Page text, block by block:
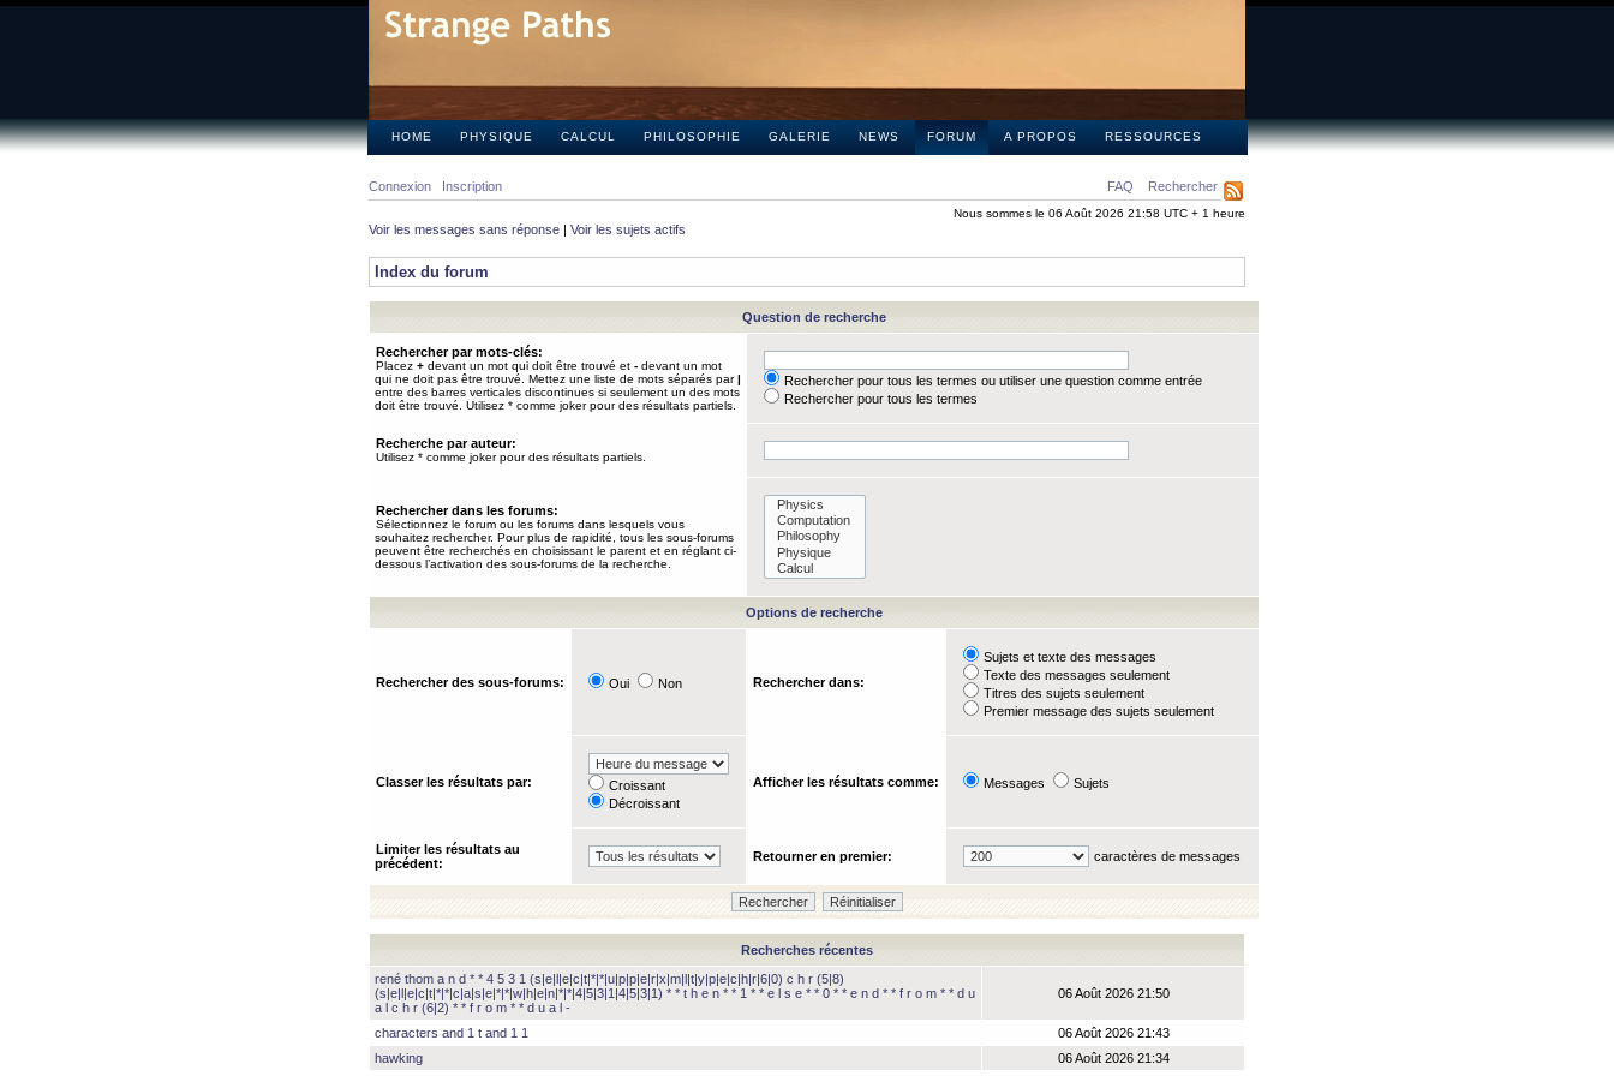
HOME PHYSIQUE CALCUL PHILOSOPHIE GALERIE NEWS FORUM A PROPOS RESSOURCES
FAQ Rechercher
Connexion Inscription
Nous sommes le 06 Août 2026 21:58 UTC + 1 heure
Voir les messages sans réponse | Voir les sujets actifs
Index du forum
Question de recherche
Rechercher par mots-clés:
Placez + devant un mot qui doit être trouvé et - devant un mot
qui ne doit pas être trouvé. Mettez une liste de mots séparés par|
entre des barres verticales discontinues si seulement un des mots
doit être trouvé. Utilisez * comme joker pour des résultats partiels.
Rechercher pour tous les termes ou utiliser une question comme entrée
Rechercher pour tous les termes
Recherche par auteur:
Utilisez * comme joker pour des résultats partiels.
Rechercher dans les forums:
Sélectionnez le forum ou les forums dans lesquels vous
souhaitez rechercher. Pour plus de rapidité, tous les sous-forums
peuvent être recherchés en choisissant le parent et en réglant ci-
dessous l’activation des sous-forums de la recherche.
Options de recherche
Rechercher des sous-forums: Oui Non Rechercher dans:
Sujets et texte des messages
Texte des messages seulement
Titres des sujets seulement
Premier message des sujets seulement
Classer les résultats par:
Croissant
Décroissant
Afficher les résultats comme: Messages Sujets
Limiter les résultats au
précédent:
Retourner en premier: caractères de messages
Recherches récentes
rené thom a n d * * 4 5 3 1 (s|e|l|e|c|t|*|*|u|p|p|e|r|x|m|l|t|y|p|e|c|h|r|6|0) c h r (5|8)
(s|e|l|e|c|t|*|*|c|a|s|e|*|*|w|h|e|n|*|*|4|5|3|1|4|5|3|1) * * t h e n * * 1 * * e l s e * * 0 * * e n d * * f r o m * * d u
a l c h r (6|2) * * f r o m * * d u a l -
06 Août 2026 21:50
characters and 1 t and 1 1
06 Août 2026 21:43
hawking
06 Août 2026 21:34